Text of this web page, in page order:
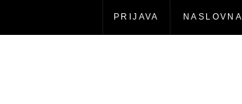
PRIJAVA NASLOVNA